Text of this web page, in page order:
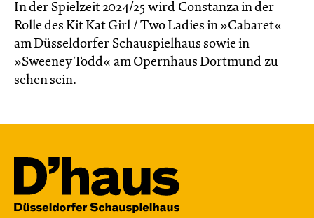
In der Spielzeit 2024/25 wird Constanza in der
Rolle des Kit Kat Girl / Two Ladies in »Cabaret«
am Düsseldorfer Schauspielhaus sowie in
»Sweeney Todd« am Opernhaus Dortmund zu
sehen sein.